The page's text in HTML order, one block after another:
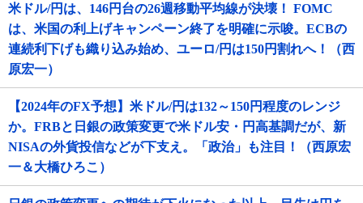
米ドル/円は、146円台の26週移動平均線が決壊！ FOMC
は、米国の利上げキャンペーン終了を明確に示唆。ECBの
連続利下げも織り込み始め、ユーロ/円は150円割れへ！（西
原宏一）
【2024年のFX予想】米ドル/円は132～150円程度のレンジ
か。FRBと日銀の政策変更で米ドル安・円高基調だが、新
NISAの外貨投信などが下支え。「政治」も注目！（西原宏
一＆大橋ひろこ）